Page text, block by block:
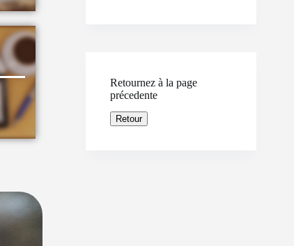
Retournez à la page
précedente